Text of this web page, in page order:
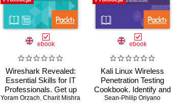
ebook
Wireshark Revealed:
Essential Skills for IT
Professionals. Get up
and running with
Yoram Orzach, Charit Mishra
ebook
Kali Linux Wireless
Penetration Testing
Cookbook. Identify and
assess vulnerabilities
Sean-Philip Oriyano